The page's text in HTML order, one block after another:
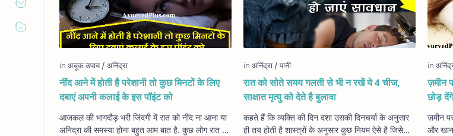
नींद आने में होती है परेशानी तो कुछ मिनटों के लिए
दबाएं अपनी कलाई के इस पॉइंट को
आजकल की भागदौड़ भरी जिंदगी में रात को नींद ना आना या
अनिद्रा की समस्या होना बहुत आम बात है. कुछ लोग रात को
रात को सोते समय गलती से भी न रखें ये 4 चीज,
साक्षात मृत्‍यु को देते है बुलावा
कहते हैं कि व्‍यक्ति की दिन दशा उसकी दिनचर्या के अनुसार
ही तय होती है शास्‍त्रों के अनुसार कुछ नियम ऐसे है जिसे
ज़मीन
छोड़
ज़मीन
और